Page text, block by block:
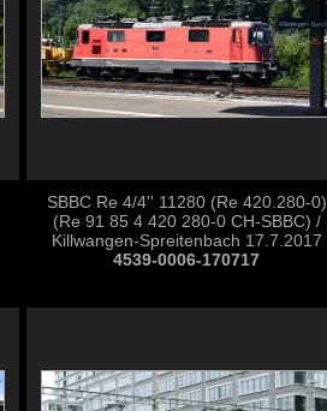
SBBC Re 4/4'' 11280 (Re 420.280-0)
(Re 91 85 4 420 280-0 CH-SBBC) /
Killwangen-Spreitenbach 17.7.2017
4539-0006-170717